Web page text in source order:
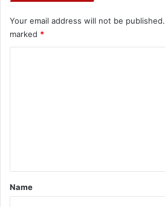
Your email address will not be published.
marked *
*
Name